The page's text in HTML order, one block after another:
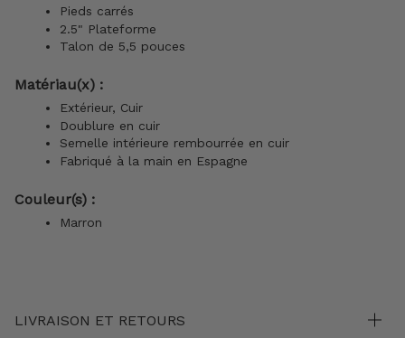
Pieds carrés
2.5" Plateforme
Talon de 5,5 pouces
Matériau(x) :
Extérieur, Cuir
Doublure en cuir
Semelle intérieure rembourrée en cuir
Fabriqué à la main en Espagne
Couleur(s) :
Marron
LIVRAISON ET RETOURS